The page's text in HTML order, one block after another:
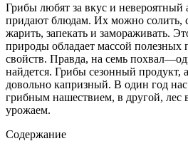
Грибы любят за вкус и невероятный
придают блюдам. Их можно солить,
жарить, запекать и замораживать.
природы обладает массой полезных
свойств. Правда, на семь
найдется. Грибы сезонный продукт,
довольно капризный. В один год
грибным нашествием, в другой, лес
урожаем.
Содержание